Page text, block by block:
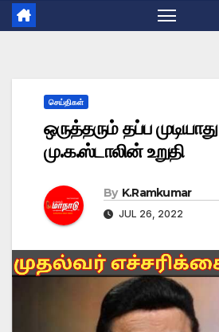
செய்திகள்
ஒருத்தரும் தப்ப முடியாது
மு.க.ஸ்டாலின் உறுதி
By K.Ramkumar
JUL 26, 2022